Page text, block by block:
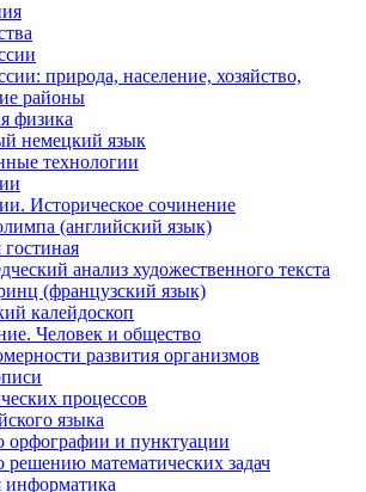
природа, население, хозяйство,
районы
физика
немецкий язык
технологии
Историческое сочинение
(английский язык)
анализ художественного текста
(французский язык)
калейдоскоп
Человек и общество
развития организмов
процессов
языка
орфографии и пунктуации
математических задач
информатика